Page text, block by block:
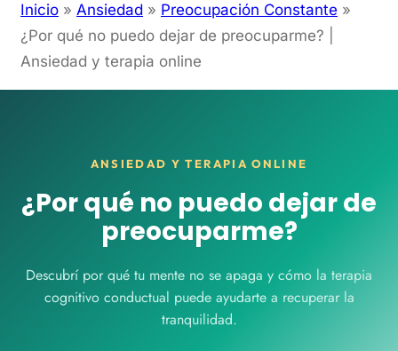
Inicio »Ansiedad » Preocupación Constante »
¿Por qué no puedo dejar de preocuparme? |
Ansiedad y terapia online
ANSIEDAD Y TERAPIA ONLINE
¿Por qué no puedo dejar de
preocuparme?
Descubrí por qué tu mente no se apaga y cómo la terapia
cognitivo conductual puede ayudarte a recuperar la
tranquilidad.